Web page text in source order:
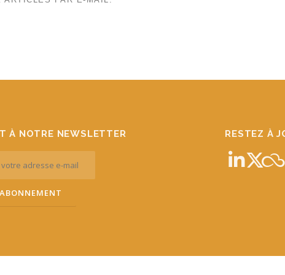
À NOTRE NEWSLETTER RESTEZ À